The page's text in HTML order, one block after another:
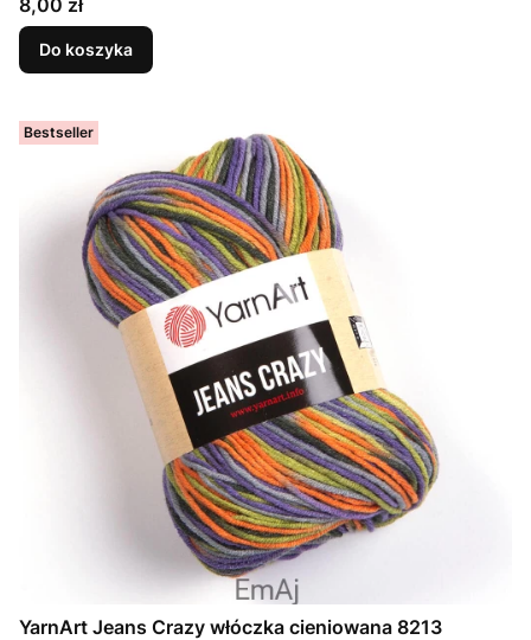
8,00 zł
Do koszyka
Bestseller
YarnArt Jeans Crazy włóczka cieniowana 8213